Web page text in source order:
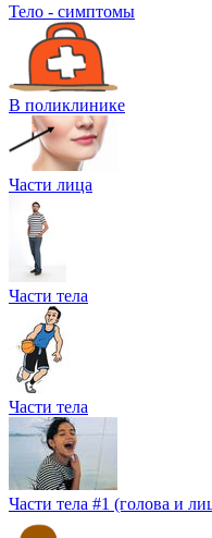
Тело - симптомы
В поликлинике
Части лица
Части тела
Части тела
Части тела #1 (голова и